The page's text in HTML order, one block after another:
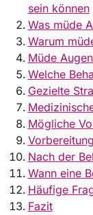
sein können
Was müde
Warum
Müde
Welche
Gezielte
Mögliche
Nach der
Wann eine
Häufige
Fazit